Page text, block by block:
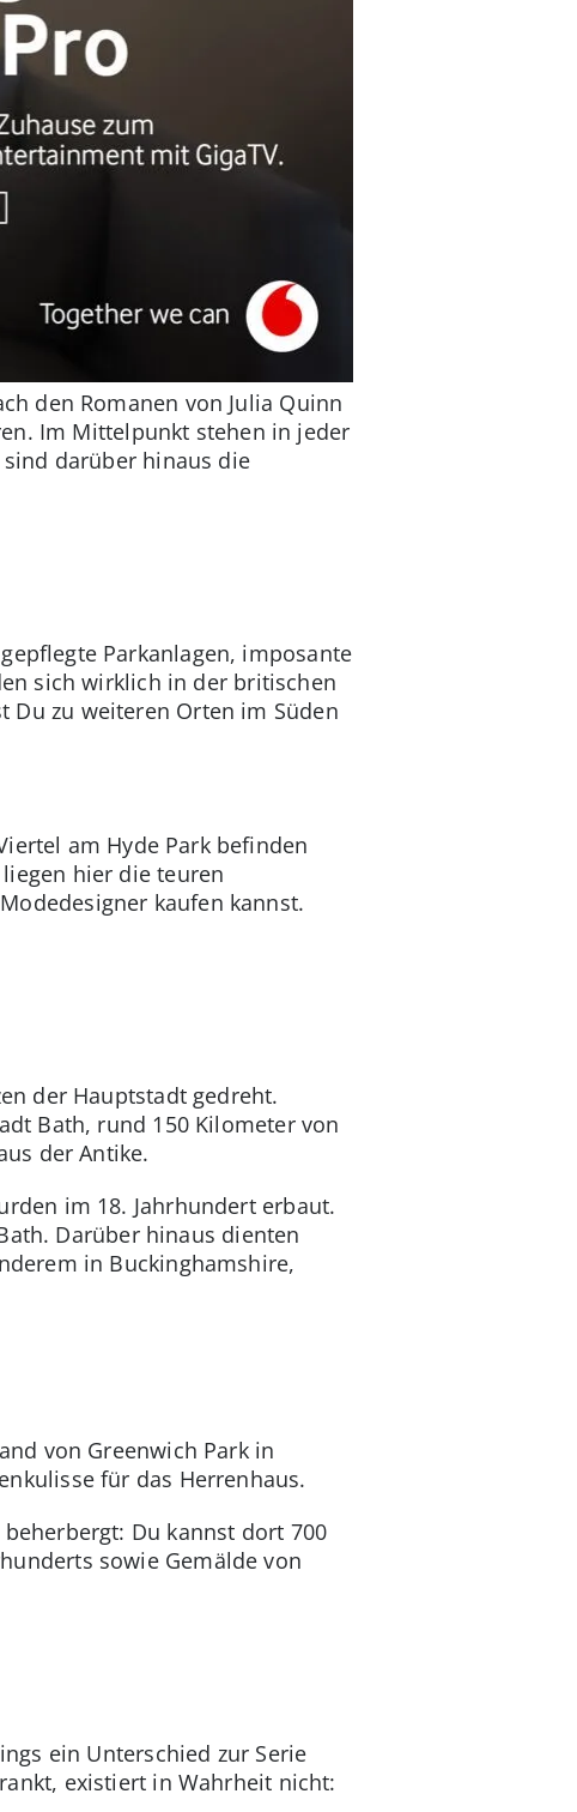
den Romanen von Julia Quinn
Im Mittelpunkt stehen in jeder
darüber hinaus die
Parkanlagen, imposante
sich wirklich in der britischen
Du zu weiteren Orten im Süden
am Hyde Park befinden
hier die teuren
kaufen kannst.
der Hauptstadt gedreht.
Bath, rund 150 Kilometer von
der Antike.
im 18. Jahrhundert erbaut.
Darüber hinaus dienten
in Buckinghamshire,
von Greenwich Park in
für das Herrenhaus.
Du kannst dort 700
sowie Gemälde von
ein Unterschied zur Serie
existiert in Wahrheit nicht: